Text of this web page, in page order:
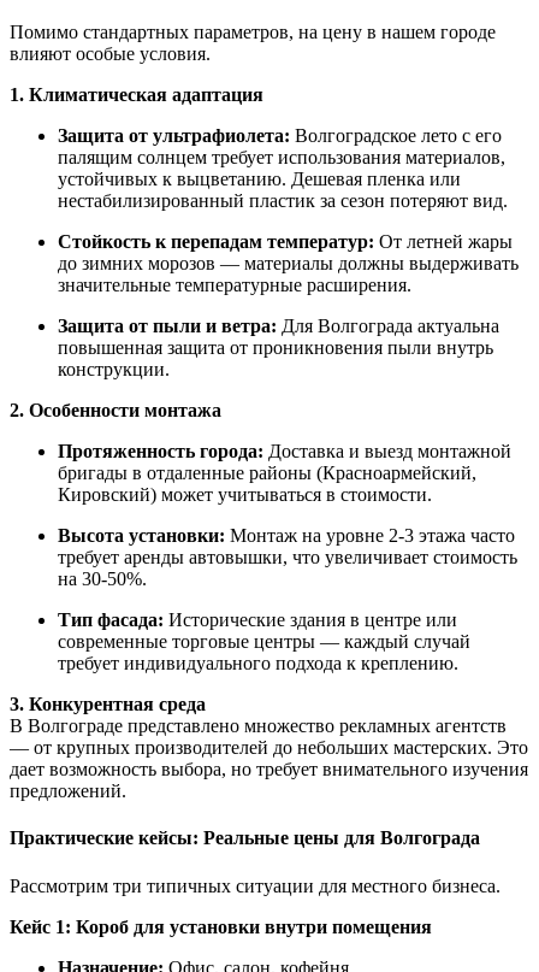
Помимо стандартных параметров, на цену в нашем городе
влияют особые условия.
1. Климатическая адаптация
Защита от ультрафиолета: Волгоградское лето с его
палящим солнцем требует использования материалов,
устойчивых к выцветанию. Дешевая пленка или
нестабилизированный пластик за сезон потеряют вид.
Стойкость к перепадам температур: От летней жары
до зимних морозов — материалы должны выдерживать
значительные температурные расширения.
Защита от пыли и ветра: Для Волгограда актуальна
повышенная защита от проникновения пыли внутрь
конструкции.
2. Особенности монтажа
Протяженность города: Доставка и выезд монтажной
бригады в отдаленные районы (Красноармейский,
Кировский) может учитываться в стоимости.
Высота установки: Монтаж на уровне 2-3 этажа часто
требует аренды автовышки, что увеличивает стоимость
на 30-50%.
Тип фасада: Исторические здания в центре или
современные торговые центры — каждый случай
требует индивидуального подхода к креплению.
3. Конкурентная среда
В Волгограде представлено множество рекламных агентств
— от крупных производителей до небольших мастерских. Это
дает возможность выбора, но требует внимательного изучения
предложений.
Практические кейсы: Реальные цены для Волгограда
Рассмотрим три типичных ситуации для местного бизнеса.
Кейс 1: Короб для установки внутри помещения
Назначение: Офис, салон, кофейня